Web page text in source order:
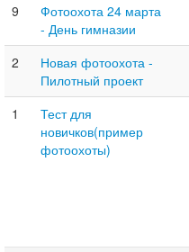
9
Фотоохота 24 марта
- День гимназии
2
Новая фотоохота -
Пилотный проект
1
Тест для
новичков(пример
фотоохоты)